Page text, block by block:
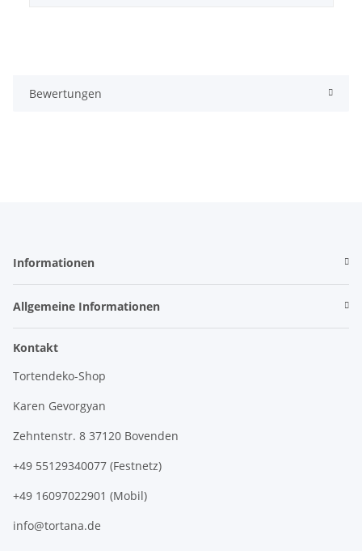
Bewertungen
Informationen
Allgemeine Informationen
Kontakt
Tortendeko-Shop
Karen Gevorgyan
Zehntenstr. 8 37120 Bovenden
+49 55129340077 (Festnetz)
+49 16097022901 (Mobil)
info@tortana.de